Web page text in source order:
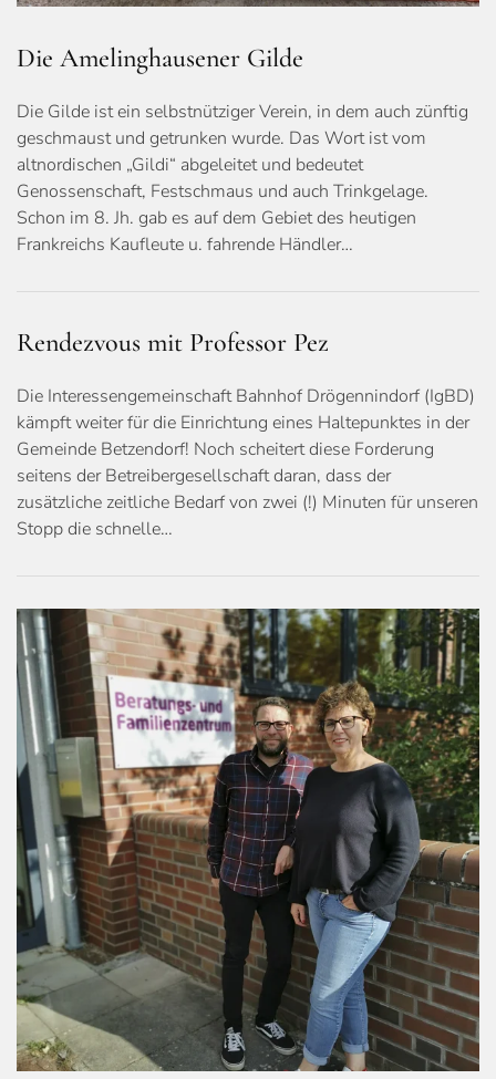
Die Amelinghausener Gilde
Die Gilde ist ein selbstnütziger Verein, in dem auch zünftig
geschmaust und getrunken wurde. Das Wort ist vom
altnordischen „Gildi“ abgeleitet und bedeutet
Genossenschaft, Festschmaus und auch Trinkgelage.
Schon im 8. Jh. gab es auf dem Gebiet des heutigen
Frankreichs Kaufleute u. fahrende Händler…
Rendezvous mit Professor Pez
Die Interessengemeinschaft Bahnhof Drögennindorf (IgBD)
kämpft weiter für die Einrichtung eines Haltepunktes in der
Gemeinde Betzendorf! Noch scheitert diese Forderung
seitens der Betreibergesellschaft daran, dass der
zusätzliche zeitliche Bedarf von zwei (!) Minuten für unseren
Stopp die schnelle…